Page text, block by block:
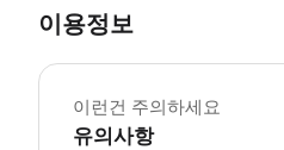
이용정보
이런건 주의하세요
유의사항